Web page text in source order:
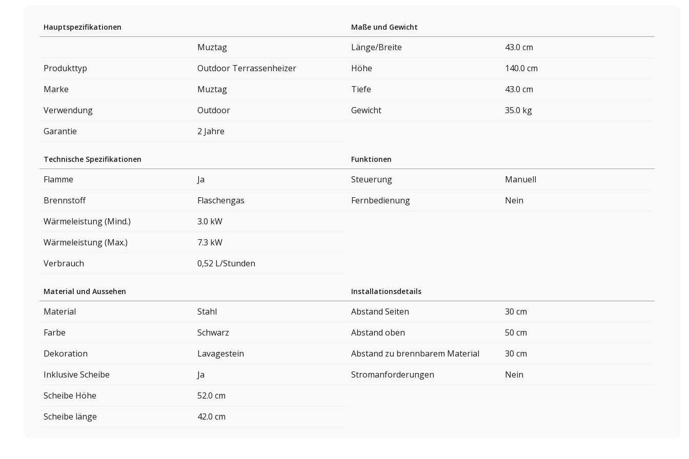
Hauptspezifikationen
Muztag
Produkttyp
Outdoor Terrassenheizer
Marke
Muztag
Verwendung
Outdoor
Garantie
2 Jahre
Maße und Gewicht
Länge/Breite
43.0 cm
Höhe
140.0 cm
Tiefe
43.0 cm
Gewicht
35.0 kg
Technische Spezifikationen
Flamme
Ja
Brennstoff
Flaschengas
Wärmeleistung (Mind.)
3.0 kW
Wärmeleistung (Max.)
7.3 kW
Verbrauch
0,52 L/Stunden
Funktionen
Steuerung
Manuell
Fernbedienung
Nein
Material und Aussehen
Material
Stahl
Farbe
Schwarz
Dekoration
Lavagestein
Inklusive Scheibe
Ja
Scheibe Höhe
52.0 cm
Scheibe länge
42.0 cm
Installationsdetails
Abstand Seiten
30 cm
Abstand oben
50 cm
Abstand zu brennbarem Material
30 cm
Stromanforderungen
Nein